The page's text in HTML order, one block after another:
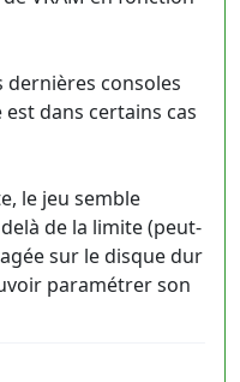
dernières consoles
dans certains cas
le jeu semble
de la limite (peut-
sur le disque dur
paramétrer son